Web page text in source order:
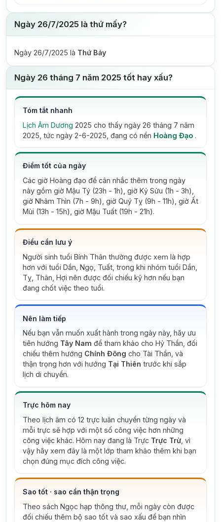
Ngày 26/7/2025 là thứ mấy?
Ngày 26/7/2025 là Thứ Bảy
Ngày 26 tháng 7 năm 2025 tốt hay xấu?
Tóm tắt nhanh
Lịch Âm Dương 2025 cho thấy ngày 26 tháng 7 năm
2025, tức ngày 2-6-2025, đang có nền Hoàng Đạo .
Điểm tốt của ngày
Các giờ Hoàng đạo để cân nhắc thêm trong ngày
này gồm giờ Mậu Tý (23h - 1h), giờ Kỷ Sửu (1h - 3h),
giờ Nhâm Thìn (7h - 9h), giờ Quý Tỵ (9h - 11h), giờ Ất
Mùi (13h - 15h), giờ Mậu Tuất (19h - 21h).
Điều cần lưu ý
Người sinh tuổi Bính Thân thường được xem là hợp
hơn với tuổi Dần, Ngọ, Tuất, trong khi nhóm tuổi Dần,
Tỵ, Thân, Hợi nên được đối chiếu kỹ hơn nếu bạn
đang chốt việc theo tuổi.
Nên làm tiếp
Nếu bạn vẫn muốn xuất hành trong ngày này, hãy ưu
tiên hướng Tây Nam để tham khảo cho Hỷ Thần, đối
chiếu thêm hướng Chính Đông cho Tài Thần, và
thận trọng hơn với hướng Tại Thiên trước khi sắp
lịch di chuyển.
Trực hôm nay
Theo lịch âm có 12 trực luân chuyển từng ngày và
mỗi trực sẽ hợp với một số công việc hơn những
công việc khác. Hôm nay đang là Trực Trực Trừ , vì
vậy hãy xem đây là một lớp tham khảo thêm khi bạn
chọn đúng mục đích công việc.
Sao tốt · sao cần thận trọng
Theo sách Ngọc hạp thông thư, mỗi ngày còn được
đối chiếu thêm bộ sao tốt và sao xấu để bạn nhìn